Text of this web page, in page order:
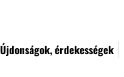
Újdonságok, érdekességek